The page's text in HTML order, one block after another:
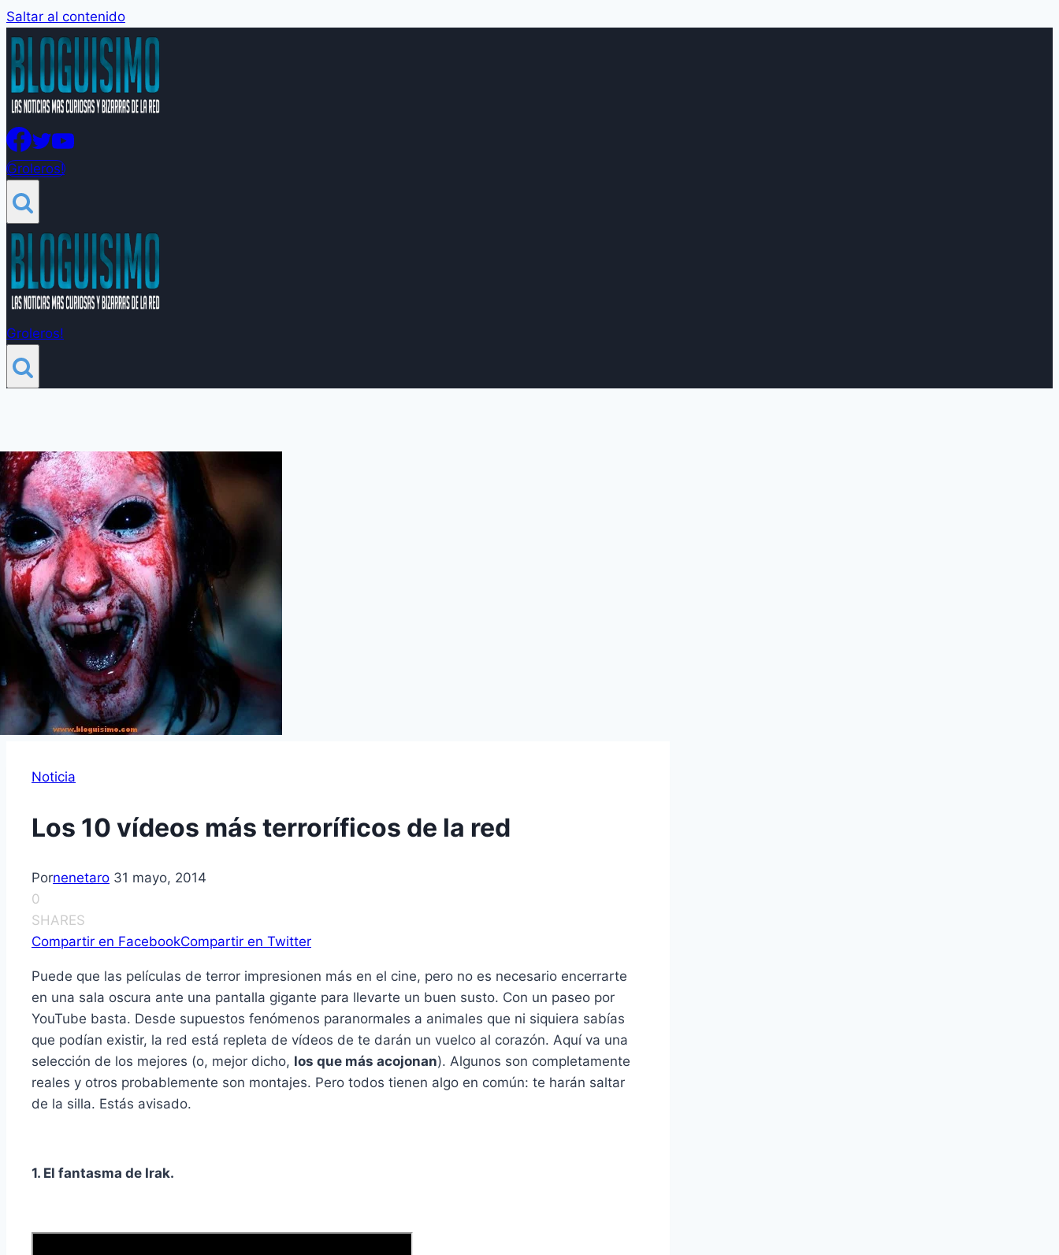
Saltar al contenido
Groleros!
Groleros!
Noticia
Los 10 vídeos más terroríficos de la red
Pornenetaro 31 mayo, 2014
0
SHARES
Compartir en FacebookCompartir en Twitter
Puede que las películas de terror impresionen más en el cine, pero no es necesario encerrarte
en una sala oscura ante una pantalla gigante para llevarte un buen susto. Con un paseo por
YouTube basta. Desde supuestos fenómenos paranormales a animales que ni siquiera sabías
que podían existir, la red está repleta de vídeos de te darán un vuelco al corazón. Aquí va una
selección de los mejores (o, mejor dicho, los que más acojonan). Algunos son completamente
reales y otros probablemente son montajes. Pero todos tienen algo en común: te harán saltar
de la silla. Estás avisado.
1. El fantasma de Irak.